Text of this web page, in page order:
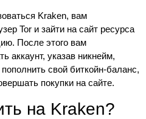
Kraken, вам
Tor и зайти на сайт ресурса
После этого вам
аккаунт, указав никнейм,
свой биткойн-баланс,
покупки на сайте.
на Kraken?